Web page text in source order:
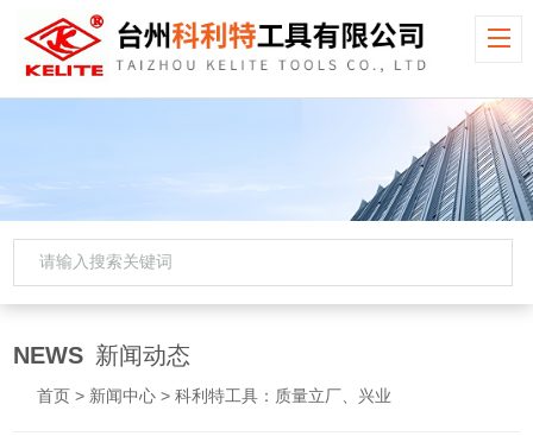
NEWS 新闻动态
首页 > 新闻中心 > 科利特工具：质量立厂、兴业